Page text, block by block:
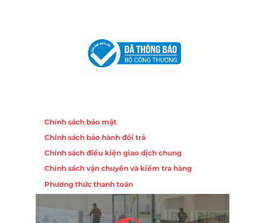
Chính sách bảo mật
Chính sách bảo hành đổi trả
Chính sách điều kiện giao dịch chung
Chính sách vận chuyển và kiểm tra hàng
Phương thức thanh toán